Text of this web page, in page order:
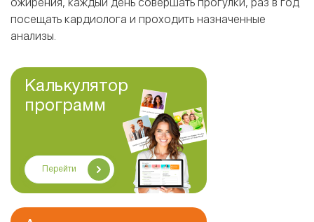
посещать кардиолога и проходить назначенные
анализы.
Калькулятор
программ
Перейти